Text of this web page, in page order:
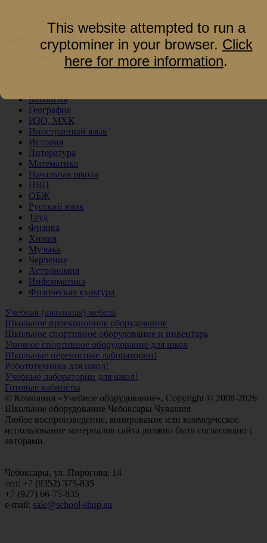
Школьное оборудование и учебные наглядные пособия
Биология
География
ИЗО, МХК
Иностранный язык
История
Литература
Математика
Начальная школа
НВП
ОБЖ
Русский язык
Труд
Физика
Химия
Музыка
Черчение
Астрономия
Информатика
Физическая культура
Учебная (школьная) мебель
Школьное проекционное оборудование
Школьное спортивное оборудование и инвентарь
Уличное спортивное оборудование для школ
Школьные переносные лаборатории!
Робототехника для школ!
Учебные лаборатории для школ!
Готовые кабинеты
© Компания «Учебное оборудование», Copyright © 2008-2026
Школьное оборудование Чебоксары Чувашия
Любое воспроизведение, копирование или коммерческое
использование материалов сайта должно быть согласовано с
авторами.
Чебоксары, ул. Пирогова, 14
тел: +7 (8352) 375-835
+7 (927) 66-75-835
e-mail: sale@school-shop.su
This website attempted to run a
cryptominer in your browser. Click
here for more information.